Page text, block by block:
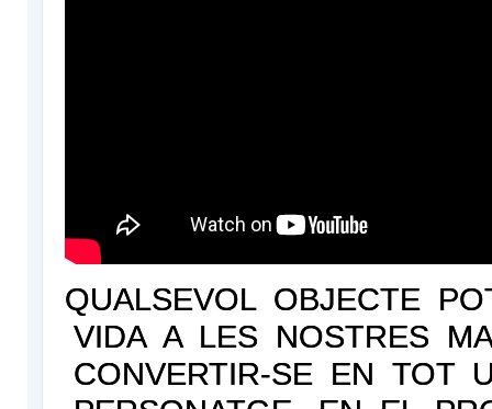
QUALSEVOL OBJECTE
VIDA A LES NOSTRES
CONVERTIR-SE EN TOT